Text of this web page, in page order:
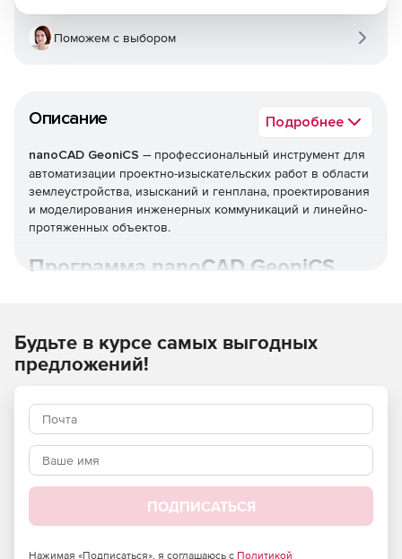
Описание Подробнее
nanoCAD GeoniCS – профессиональный инструмент для
автоматизации проектно-изыскательских работ в области
землеустройства, изысканий и генплана, проектирования
и моделирования инженерных коммуникаций и линейно-
протяженных объектов.
Программа nanoCAD GeoniCS
Подготовка и создание генеральных планов
Выполнение расчетов, связанных с объемами
Проектирование внешних внутриплощадочных
инженерных коммуникаций подземного и наземного
типа.
Поможем с выбором
Будьте в курсе самых выгодных
предложений!
ПОДПИСАТЬСЯ
Нажимая «Подписаться», я соглашаюсь с Политикой